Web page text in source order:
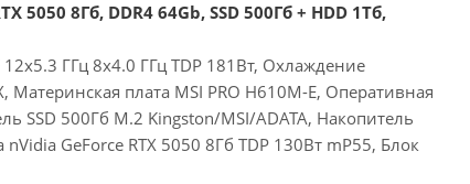
5050 8Гб, DDR4 64Gb, SSD 500Гб + HDD 1Тб,
ГГц 8x4.0 ГГц TDP 181Вт, Охлаждение
Материнская плата MSI PRO H610M-E, Оперативная
SSD 500Гб M.2 Kingston/MSI/ADATA, Накопитель
GeForce RTX 5050 8Гб TDP 130Вт mP55, Блок